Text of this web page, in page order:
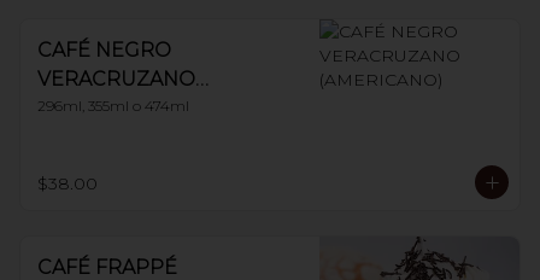
CAFÉ NEGRO
VERACRUZANO
(AMERICANO)
296ml, 355ml o 474ml
$38.00
CAFÉ FRAPPÉ